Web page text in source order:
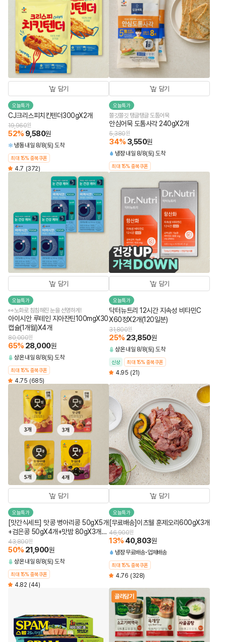
담기
오늘특가
CJ크리스피치킨텐더300gX2개
19,960원
52% 9,580원
냉동 내일 8/8(토) 도착
최대 15% 중복쿠폰
4.7 (372)
담기
오늘특가
쫄깃쫄깃 탱글탱글 도톰어묵
안심어묵 도톰사각 240gX2개
5,380원
34% 3,550원
냉장 내일 8/8(토) 도착
최대 15% 중복쿠폰
담기
오늘특가
👀노화로 침침해진 눈을 선명하게!
아이시안 루테인 지아잔틴100mgX30
캡슐(1개월)X4개
80,000원
65% 28,000원
상온 내일 8/8(토) 도착
최대 15% 중복쿠폰
4.75 (685)
담기
오늘특가
닥터뉴트리 12시간 지속성 비타민C
X60정X2개(120일분)
31,800원
25% 23,850원
상온 내일 8/8(토) 도착
신상 최대 15% 중복쿠폰
4.95 (21)
담기
오늘특가
[맛간식세트] 맛콩 병아리콩 50gX5개
+검은콩 50gX4개+맛밤 80gX3개
+맛군밤 60gX3개 (총 15개)
43,800원
50% 21,900원
상온 내일 8/8(토) 도착
최대 15% 중복쿠폰
4.82 (44)
담기
오늘특가
[무료배송]이츠웰 훈제오리600gX3개
46,900원
13% 40,803원
냉장무료배송 업체배송
최대 15% 중복쿠폰
4.76 (328)
골라담기